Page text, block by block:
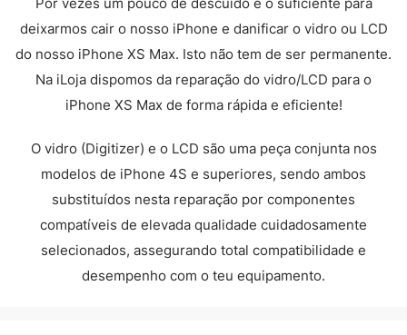
deixarmos cair o nosso iPhone e danificar o vidro ou LCD
do nosso iPhone XS Max. Isto não tem de ser permanente.
Na iLoja dispomos da reparação do vidro/LCD para o
iPhone XS Max de forma rápida e eficiente!
O vidro (Digitizer) e o LCD são uma peça conjunta nos
modelos de iPhone 4S e superiores, sendo ambos
substituídos nesta reparação por componentes
compatíveis de elevada qualidade cuidadosamente
selecionados, assegurando total compatibilidade e
desempenho com o teu equipamento.